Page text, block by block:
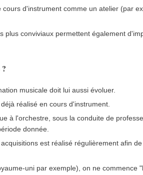
cours d'instrument comme un atelier (par
plus conviviaux permettent également
musicale doit lui aussi évoluer.
réalisé en cours d'instrument.
à l'orchestre, sous la conduite de
donnée.
est réalisé régulièrement afin
uni par exemple), on ne commence